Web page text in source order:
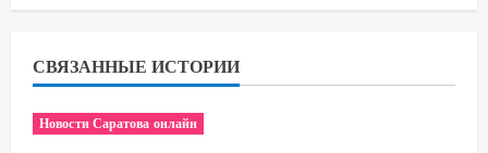
СВЯЗАННЫЕ ИСТОРИИ
Новости Саратова онлайн